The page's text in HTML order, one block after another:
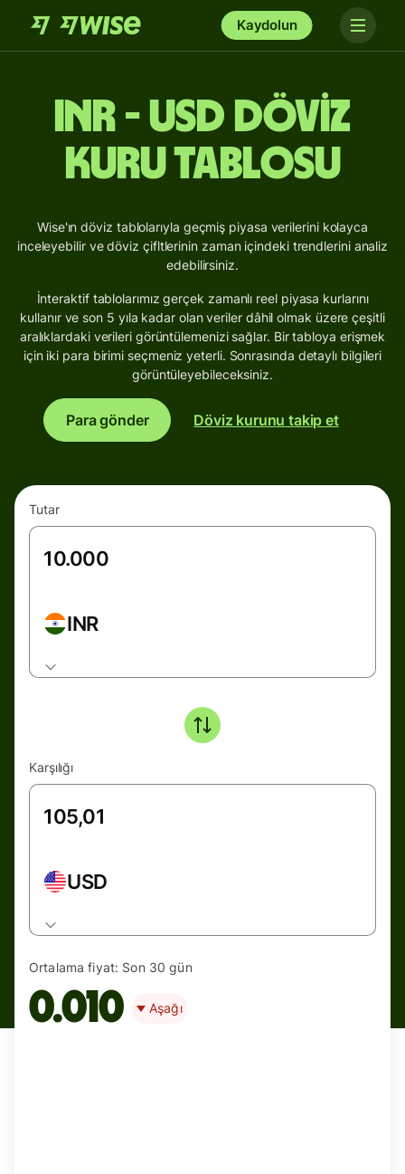
Kaydolun
INR - USD Döviz
Kuru Tablosu
Wise'ın döviz tablolarıyla geçmiş piyasa verilerini kolayca
inceleyebilir ve döviz çifltlerinin zaman içindeki trendlerini analiz
edebilirsiniz.
İnteraktif tablolarımız gerçek zamanlı reel piyasa kurlarını
kullanır ve son 5 yıla kadar olan veriler dâhil olmak üzere çeşitli
aralıklardaki verileri görüntülemenizi sağlar. Bir tabloya erişmek
için iki para birimi seçmeniz yeterli. Sonrasında detaylı bilgileri
görüntüleyebileceksiniz.
Para gönder Döviz kurunu takip et
Tutar
INR
Karşılığı
USD
Ortalama fiyat: Son 30 gün
0.010 Aşağı